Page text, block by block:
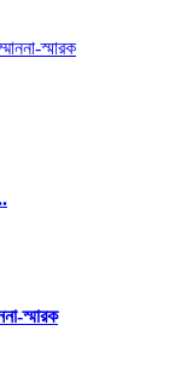
স্মারক